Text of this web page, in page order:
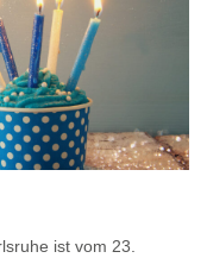
ist vom 23.